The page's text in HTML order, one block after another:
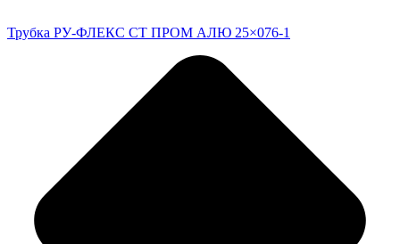
Трубка РУ-ФЛЕКС СТ ПРОМ АЛЮ 25×076-1